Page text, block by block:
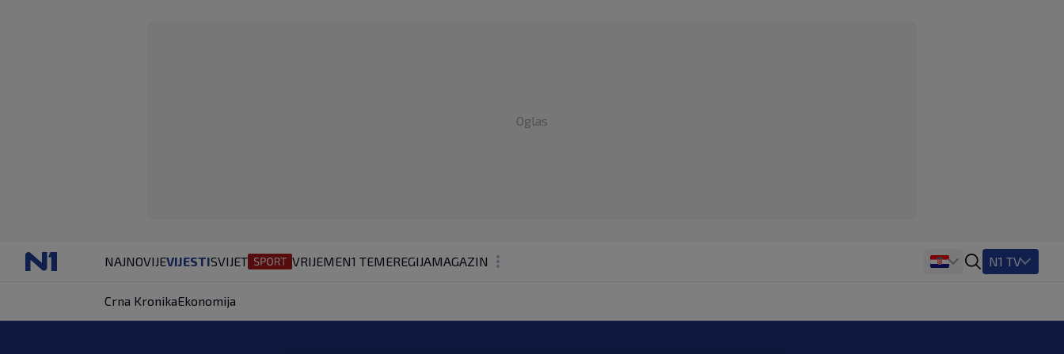
Oglas
NAJNOVIJEVIJESTISVIJET VRIJEMEN1 TEMEREGIJAMAGAZIN
KOLUMNE
N1 TV
Crna KronikaEkonomija